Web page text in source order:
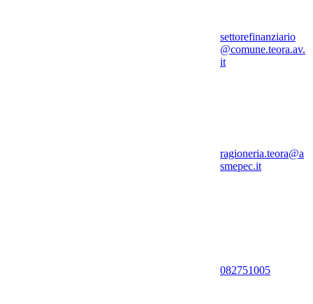
settorefinanziario
@comune.teora.av.
it
ragioneria.teora@a
smepec.it
082751005